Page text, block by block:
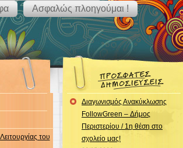
Ασφαλώς πλοηγούμαι !
του
Διαγωνισμός Ανακύκλωσης
FollowGreen – Δήμος
Περιστερίου / 1η θέση στο
σχολείο μας!